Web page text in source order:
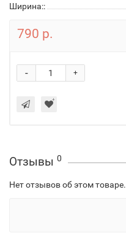
Ширина::
790 р.
+
-
Отзывы 0
Нет отзывов об этом товаре.